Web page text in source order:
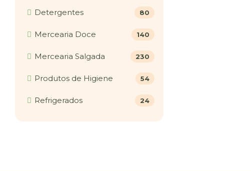
Detergentes 80
Mercearia Doce 140
Mercearia Salgada 230
Produtos de Higiene 54
Refrigerados 24